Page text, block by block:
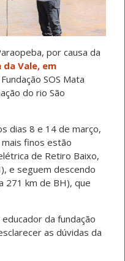
por causa da
Vale, em
SOS Mata
do rio São
dias 8 e 14 de março,
finos estão
de Retiro Baixo,
e seguem descendo
271 km de BH), que
da fundação
as dúvidas da